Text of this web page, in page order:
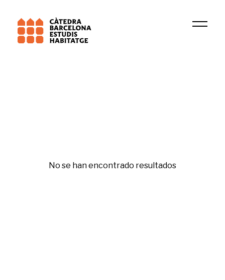
No se han encontrado resultados